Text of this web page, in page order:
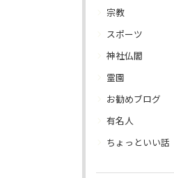
宗教
スポーツ
神社仏閣
霊園
お勧めブログ
有名人
ちょっといい話